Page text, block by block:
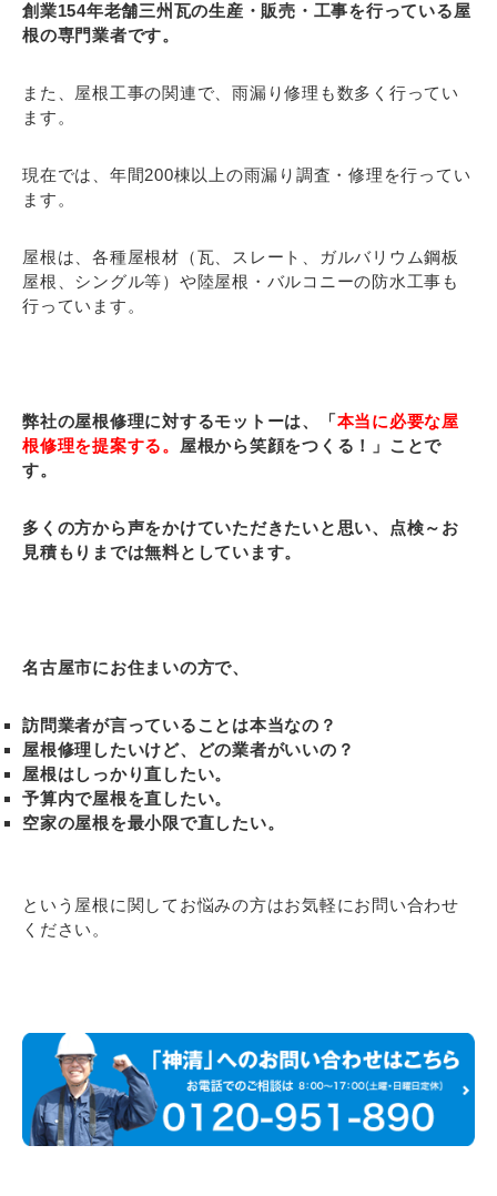
創業154年老舗三州瓦の生産・販売・工事を行っている屋
根の専門業者です。
また、屋根工事の関連で、雨漏り修理も数多く行ってい
ます。
現在では、年間200棟以上の雨漏り調査・修理を行ってい
ます。
屋根は、各種屋根材（瓦、スレート、ガルバリウム鋼板
屋根、シングル等）や陸屋根・バルコニーの防水工事も
行っています。
弊社の屋根修理に対するモットーは、「本当に必要な屋
根修理を提案する。 屋根から笑顔をつくる！」ことで
す。
多くの方から声をかけていただきたいと思い、点検～お
見積もりまでは無料としています。
名古屋市にお住まいの方で、
訪問業者が言っていることは本当なの？
屋根修理したいけど、どの業者がいいの？
屋根はしっかり直したい。
予算内で屋根を直したい。
空家の屋根を最小限で直したい。
という屋根に関してお悩みの方はお気軽にお問い合わせ
ください。